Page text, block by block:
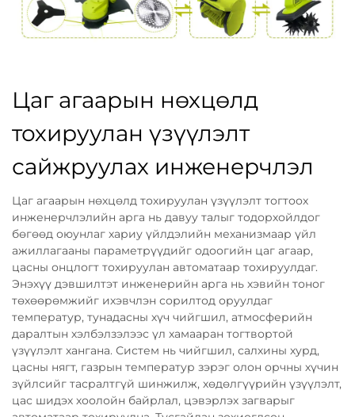
Цаг агаарын нөхцөлд
тохируулан үзүүлэлт
сайжруулах инженерчлэл
Цаг агаарын нөхцөлд тохируулан үзүүлэлт тогтоох
инженерчлэлийн арга нь давуу талыг тодорхойлдог
бөгөөд оюунлаг хариу үйлдэлийн механизмаар үйл
ажиллагааны параметрүүдийг одоогийн цаг агаар,
цасны онцлогт тохируулан автоматаар тохируулдаг.
Энэхүү дэвшилтэт инженерийн арга нь хэвийн тоног
төхөөрөмжийг ихэвчлэн сорилтод оруулдаг
температур, тунадасны хүч чийгшил, атмосферийн
даралтын хэлбэлзэлээс үл хамааран тогтвортой
үзүүлэлт хангана. Систем нь чийгшил, салхины хурд,
цасны нягт, газрын температур зэрэг олон орчны хүчин
зүйлсийг тасралтгүй шинжилж, хөдөлгүүрийн үзүүлэлт,
цас шидэх хоолойн байрлал, цэвэрлэх загварыг